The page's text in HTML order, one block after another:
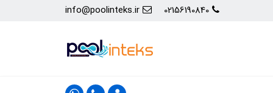
02156190840
info@poolinteks.ir